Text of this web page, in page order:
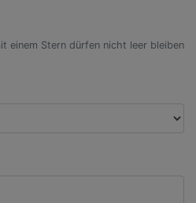
einem Stern dürfen nicht leer bleiben